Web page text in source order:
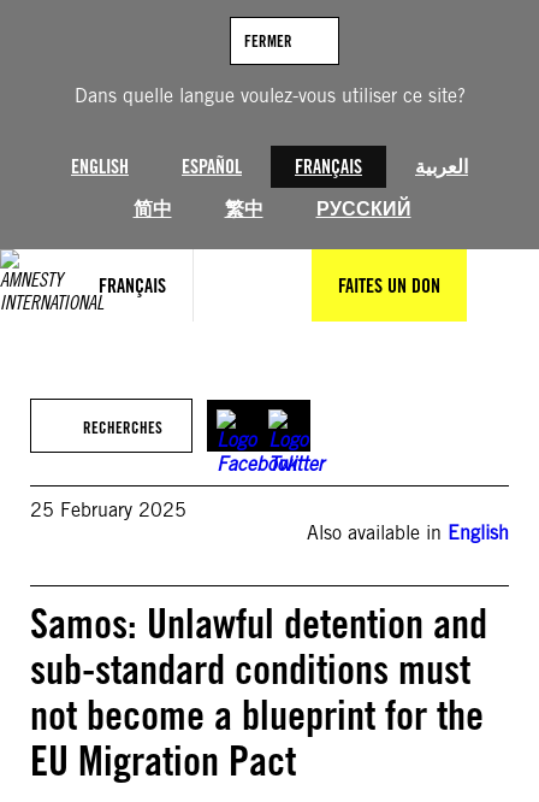
Dans quelle langue voulez-vous utiliser ce site?
ENGLISH ESPAÑOL FRANÇAIS
العربية
简中
繁中 РУССКИЙ
FERMER
FRANÇAIS FAITES UN DON
RECHERCHES
25 February 2025
Also available in English
Samos: Unlawful detention and
sub-standard conditions must
not become a blueprint for the
EU Migration Pact